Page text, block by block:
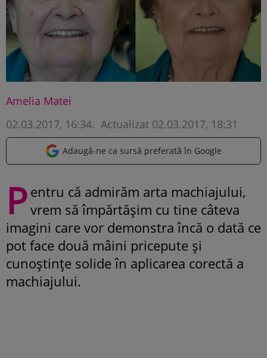
Amelia Matei
02.03.2017, 16:34. Actualizat 02.03.2017, 18:31
Adaugă-ne ca sursă preferată în Google
P entru că admirăm arta machiajului,
vrem să împărtășim cu tine câteva
imagini care vor demonstra încă o dată ce
pot face două mâini pricepute și
cunoștințe solide în aplicarea corectă a
machiajului.